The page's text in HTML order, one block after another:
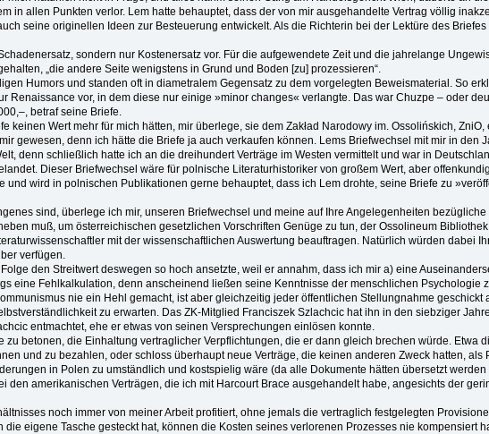
in allen Punkten verlor. Lem hatte behauptet, dass der von mir ausgehandelte Vertrag völlig
seine originellen Ideen zur Besteuerung entwickelt. Als die Richterin bei der Lektüre des
sondern nur Kostenersatz vor. Für die aufgewendete Zeit und die jahrelange
„die andere Seite wenigstens in Grund und Boden [zu] prozessieren“.
Humors und standen oft in diametralem Gegensatz zu dem vorgelegten Beweismaterial. So
Renaissance vor, in dem diese nur einige »minor changes« verlangte. Das war Chuzpe – oder
betraf seine Briefe.
keinen Wert mehr für mich hätten, mir überlege, sie dem Zakład Narodowy im. Ossolińskich,
gewesen, denn ich hätte die Briefe ja auch verkaufen können. Lems Briefwechsel mit mir in
denn schließlich hatte ich an die dreihundert Verträge im Westen vermittelt und war in
Dieser Briefwechsel wäre für polnische Literaturhistoriker von großem Wert, aber
wird in polnischen Publikationen gerne behauptet, dass ich Lem drohte, seine Briefe zu
sind, überlege ich mir, unseren Briefwechsel und meine auf Ihre Angelegenheiten
muß, um österreichischen gesetzlichen Vorschriften Genüge zu tun, der Ossolineum
mit der wissenschaftlichen Auswertung beauftragen. Natürlich würden dabei
verfügen.
den Streitwert deswegen so hoch ansetzte, weil er annahm, dass ich mir a) eine
eine Fehlkalkulation, denn anscheinend ließen seine Kenntnisse der menschlichen Psychologie
nie ein Hehl gemacht, ist aber gleichzeitig jeder öffentlichen Stellungnahme
zu erwarten. Das ZK-Mitglied Franciszek Szlachcic hat ihn in den siebziger
entmachtet, ehe er etwas von seinen Versprechungen einlösen konnte.
betonen, die Einhaltung vertraglicher Verpflichtungen, die er dann gleich brechen würde. Etwa
und zu bezahlen, oder schloss überhaupt neue Verträge, die keinen anderen Zweck hatten,
in Polen zu umständlich und kostspielig wäre (da alle Dokumente hätten übersetzt
den amerikanischen Verträgen, die ich mit Harcourt Brace ausgehandelt habe, angesichts der
noch immer von meiner Arbeit profitiert, ohne jemals die vertraglich festgelegten
eigene Tasche gesteckt hat, können die Kosten seines verlorenen Prozesses nie kompensiert